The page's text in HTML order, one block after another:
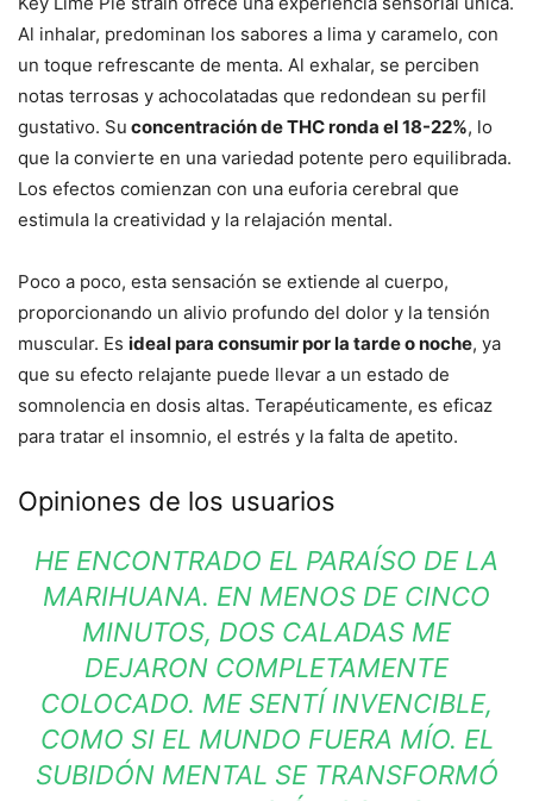
Al inhalar, predominan los sabores a lima y caramelo, con
un toque refrescante de menta. Al exhalar, se perciben
notas terrosas y achocolatadas que redondean su perfil
gustativo. Su concentración de THC ronda el 18-22%, lo
que la convierte en una variedad potente pero equilibrada.
Los efectos comienzan con una euforia cerebral que
estimula la creatividad y la relajación mental.
Poco a poco, esta sensación se extiende al cuerpo,
proporcionando un alivio profundo del dolor y la tensión
muscular. Es ideal para consumir por la tarde o noche, ya
que su efecto relajante puede llevar a un estado de
somnolencia en dosis altas. Terapéuticamente, es eficaz
para tratar el insomnio, el estrés y la falta de apetito.
Opiniones de los usuarios
HE ENCONTRADO EL PARAÍSO DE LA
MARIHUANA. EN MENOS DE CINCO
MINUTOS, DOS CALADAS ME
DEJARON COMPLETAMENTE
COLOCADO. ME SENTÍ INVENCIBLE,
COMO SI EL MUNDO FUERA MÍO. EL
SUBIDÓN MENTAL SE TRANSFORMÓ